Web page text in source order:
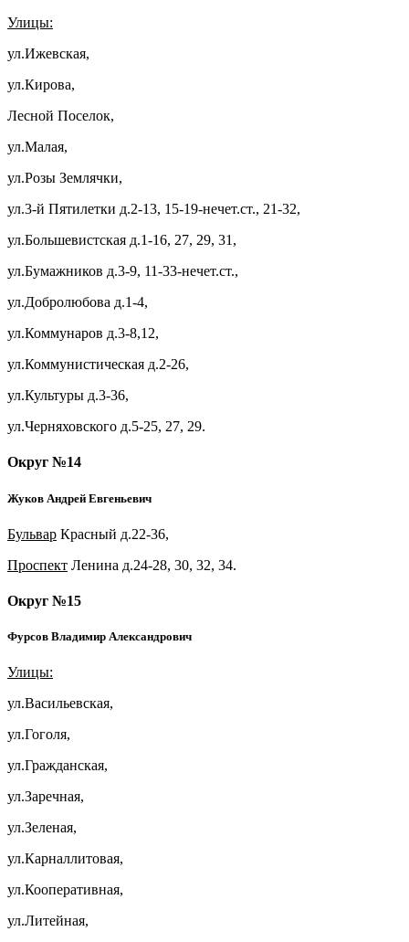
Улицы:
ул.Ижевская,
ул.Кирова,
Лесной Поселок,
ул.Малая,
ул.Розы Землячки,
ул.3-й Пятилетки д.2-13, 15-19-нечет.ст., 21-32,
ул.Большевистская д.1-16, 27, 29, 31,
ул.Бумажников д.3-9, 11-33-нечет.ст.,
ул.Добролюбова д.1-4,
ул.Коммунаров д.3-8,12,
ул.Коммунистическая д.2-26,
ул.Культуры д.3-36,
ул.Черняховского д.5-25, 27, 29.
Округ №14
Жуков Андрей Евгеньевич
Бульвар Красный д.22-36,
Проспект Ленина д.24-28, 30, 32, 34.
Округ №15
Фурсов Владимир Александрович
Улицы:
ул.Васильевская,
ул.Гоголя,
ул.Гражданская,
ул.Заречная,
ул.Зеленая,
ул.Карналлитовая,
ул.Кооперативная,
ул.Литейная,